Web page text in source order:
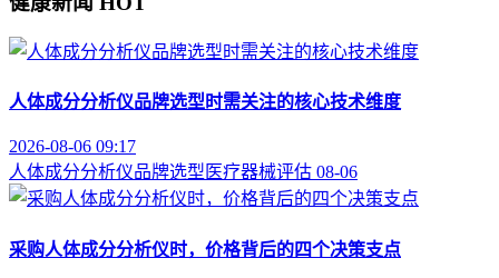
人体成分分析仪品牌选型时需关注的核心技术维度
2026-08-06 09:17
人体成分分析仪品牌选型 医疗器械评估 08-06
采购人体成分分析仪时，价格背后的四个决策支点